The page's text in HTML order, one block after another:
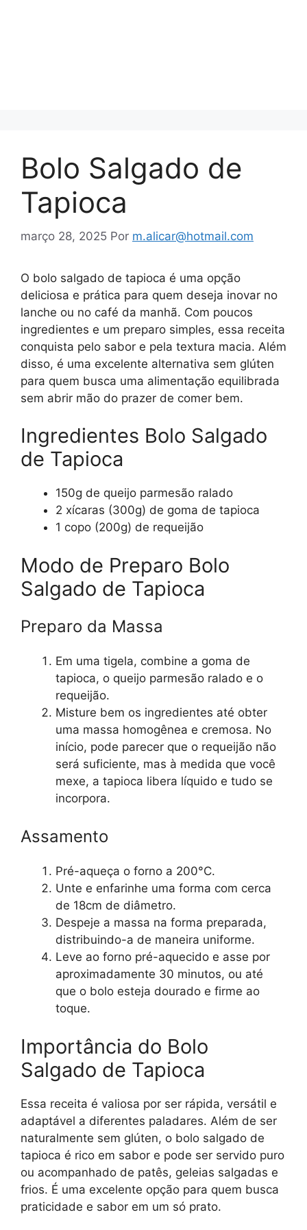
Bolo Salgado de
Tapioca
março 28, 2025 Por m.alicar@hotmail.com
O bolo salgado de tapioca é uma opção
deliciosa e prática para quem deseja inovar no
lanche ou no café da manhã. Com poucos
ingredientes e um preparo simples, essa receita
conquista pelo sabor e pela textura macia. Além
disso, é uma excelente alternativa sem glúten
para quem busca uma alimentação equilibrada
sem abrir mão do prazer de comer bem.
Ingredientes Bolo Salgado
de Tapioca
150g de queijo parmesão ralado
2 xícaras (300g) de goma de tapioca
1 copo (200g) de requeijão
Modo de Preparo Bolo
Salgado de Tapioca
Preparo da Massa
Em uma tigela, combine a goma de
tapioca, o queijo parmesão ralado e o
requeijão.
Misture bem os ingredientes até obter
uma massa homogênea e cremosa. No
início, pode parecer que o requeijão não
será suficiente, mas à medida que você
mexe, a tapioca libera líquido e tudo se
incorpora.
Assamento
Pré-aqueça o forno a 200°C.
Unte e enfarinhe uma forma com cerca
de 18cm de diâmetro.
Despeje a massa na forma preparada,
distribuindo-a de maneira uniforme.
Leve ao forno pré-aquecido e asse por
aproximadamente 30 minutos, ou até
que o bolo esteja dourado e firme ao
toque.
Importância do Bolo
Salgado de Tapioca
Essa receita é valiosa por ser rápida, versátil e
adaptável a diferentes paladares. Além de ser
naturalmente sem glúten, o bolo salgado de
tapioca é rico em sabor e pode ser servido puro
ou acompanhado de patês, geleias salgadas e
frios. É uma excelente opção para quem busca
praticidade e sabor em um só prato.